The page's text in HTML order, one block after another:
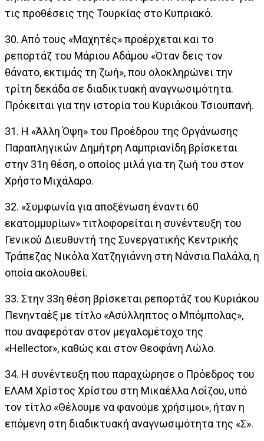
τις προθέσεις της Τουρκίας στο Κυπριακό.
30. Από τους «Μαχητές» προέρχεται και το
ρεπορτάζ του Μάριου Αδάμου «Όταν δεις τον
θάνατο, εκτιμάς τη ζωή», που ολοκληρώνει την
τρίτη δεκάδα σε διαδικτυακή αναγνωσιμότητα.
Πρόκειται για την ιστορία του Κυριάκου Τσιουπανή.
31. Η «Άλλη Όψη» του Προέδρου της Οργάνωσης
Παραπληγικών Δημήτρη Λαμπριανίδη βρίσκεται
στην 31η θέση, ο οποίος μιλά για τη ζωή του στον
Χρήστο Μιχάλαρο.
32. «Συμφωνία για αποξένωση έναντι 60
εκατομμυρίων» τιτλοφορείται η συνέντευξη του
Γενικού Διευθυντή της Συνεργατικής Κεντρικής
Τράπεζας Νικόλα Χατζηγιάννη στη Νάνσια Παλάλα, η
οποία ακολουθεί.
33. Στην 33η θέση βρίσκεται ρεπορτάζ του Κυριάκου
Πενηνταέξ με τίτλο «Ασύλληπτος ο Μπόμπολας»,
που αναφερόταν στον μεγαλομέτοχο της
«Hellector», καθώς και στον Θεοφάνη Λώλο.
34. Η συνέντευξη που παραχώρησε ο Πρόεδρος του
ΕΛΑΜ Χρίστος Χρίστου στη Μικαέλλα Λοΐζου, υπό
τον τίτλο «Θέλουμε να φανούμε χρήσιμοι», ήταν η
επόμενη στη διαδικτυακή αναγνωσιμότητα της «Σ».